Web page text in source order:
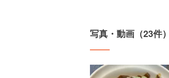
写真・動画（23件）